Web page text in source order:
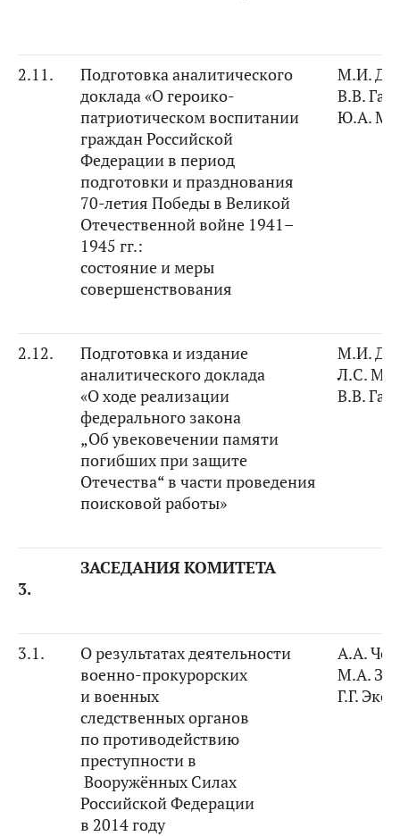
2.11.
Подготовка аналитического
доклада «О героико-
патриотическом воспитании
граждан Российской
Федерации в период
подготовки и празднования
70-летия Победы в Великой
Отечественной войне 1941–
1945 гг.:
состояние и меры
совершенствования
М.И.
В.В.
Ю.А.
2.12.
Подготовка и издание
аналитического доклада
«О ходе реализации
федерального закона
„Об увековечении памяти
погибших при защите
Отечества“ в части проведения
поисковой работы»
М.И.
Л.С.
В.В.
3.
ЗАСЕДАНИЯ КОМИТЕТА
3.1.
О результатах деятельности
военно-прокурорских
и военных
следственных органов
по противодействию
преступности в
Вооружённых Силах
Российской Федерации
в 2014 году
А.А.
М.А.
Г.Г.